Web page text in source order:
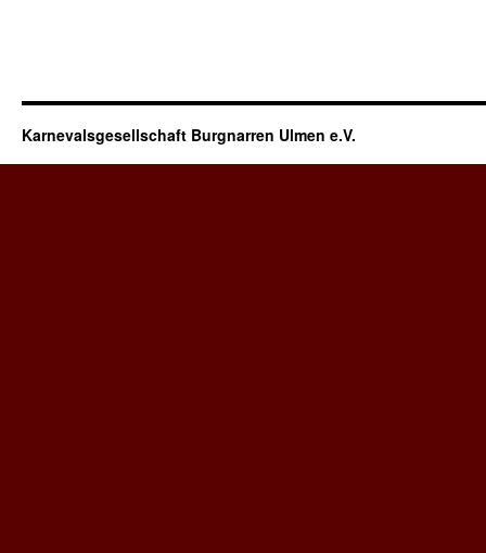
Karnevalsgesellschaft Burgnarren Ulmen e.V.